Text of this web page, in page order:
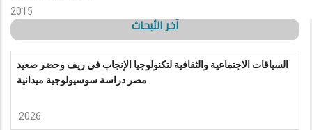
2015
آخر الأبحاث
السياقات الاجتماعية والثقافية لتكنولوجيا الإنجاب في ريف وحضر صعيد
مصر دراسة سوسيولوجية ميدانية
2026